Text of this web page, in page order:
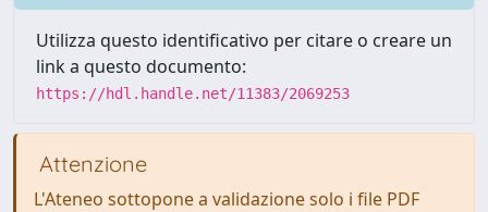
Utilizza questo identificativo per citare o creare un
link a questo documento:
https://hdl.handle.net/11383/2069253
Attenzione
L'Ateneo sottopone a validazione solo i file PDF